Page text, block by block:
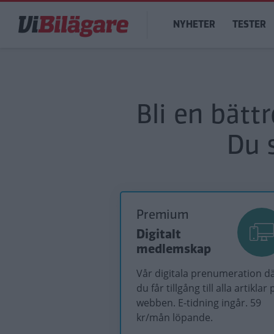
huvudinnehåll
Main
navigation
NYHETER TESTER
Bli en
Du
Premium
Digitalt
medlemskap
Vår digitala prenumeration
du får tillgång till alla artiklar
webben. E-tidning ingår. 59
kr/mån löpande.